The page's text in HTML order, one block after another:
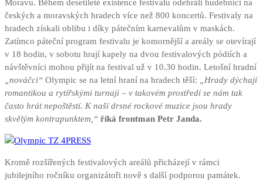
Moravu. Během desetileté existence festivalu odehráli hudebníci na
českých a moravských hradech více než 800 koncertů. Festivaly na
hradech získali oblibu i díky pátečním karnevalům v maskách.
Zatímco páteční program festivalu je komornější a areály se otevírají
v 18 hodin, v sobotu hrají kapely na dvou festivalových pódiích a
návštěvníci mohou přijít na festival už v 10.30 hodin. Letošní hradní
„nováčci“ Olympic se na letní hraní na hradech těší:
„Hrady dýchají
romantikou a rytířskými turnaji – v takovém prostředí se nám tak
často hrát nepoštěstí. K naší drsné rockové muzice jsou hrady
skvělým kontrapunktem,“ říká frontman Petr Janda.
Kromě rozšířených festivalových areálů přicházejí v rámci
jubilejního ročníku organizátoři nově s další podporou památek.